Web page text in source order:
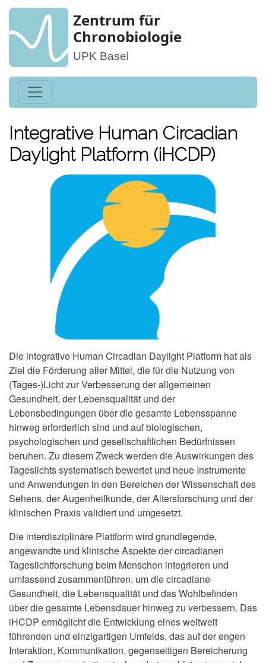
Zentrum für
Chronobiologie
UPK Basel
Integrative Human Circadian
Daylight Platform (iHCDP)
Die integrative Human Circadian Daylight Platform hat als
Ziel die Förderung aller Mittel, die für die Nutzung von
(Tages-)Licht zur Verbesserung der allgemeinen
Gesundheit, der Lebensqualität und der
Lebensbedingungen über die gesamte Lebensspanne
hinweg erforderlich sind und auf biologischen,
psychologischen und gesellschaftlichen Bedürfnissen
beruhen. Zu diesem Zweck werden die Auswirkungen des
Tageslichts systematisch bewertet und neue Instrumente
und Anwendungen in den Bereichen der Wissenschaft des
Sehens, der Augenheilkunde, der Altersforschung und der
klinischen Praxis validiert und umgesetzt.
Die interdisziplinäre Plattform wird grundlegende,
angewandte und klinische Aspekte der circadianen
Tageslichtforschung beim Menschen integrieren und
umfassend zusammenführen, um die circadiane
Gesundheit, die Lebensqualität und das Wohlbefinden
über die gesamte Lebensdauer hinweg zu verbessern. Das
iHCDP ermöglicht die Entwicklung eines weltweit
führenden und einzigartigen Umfelds, das auf der engen
Interaktion, Kommunikation, gegenseitigen Bereicherung